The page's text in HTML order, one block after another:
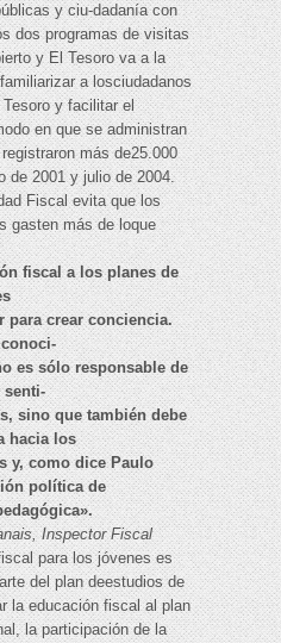
y ciu-dadanía con
dos programas de visitas
y El Tesoro va a la
a losciudadanos
y facilitar el
en que se administran
más de25.000
de 2001 y julio de 2004.
Fiscal evita que los
gasten más de loque
fiscal a los planes de
para crear conciencia.
es sólo responsable de
sino que también debe
hacia los
y, como dice Paulo
política de
Inspector Fiscal
para los jóvenes es
del plan deestudios de
la educación fiscal al plan
la participación de la